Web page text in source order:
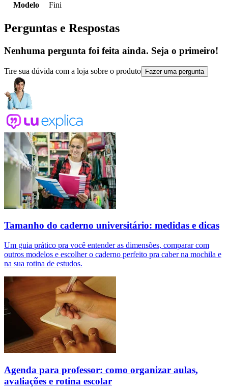
Modelo
Fini
Perguntas e Respostas
Nenhuma pergunta foi feita ainda. Seja o primeiro!
Tire sua dúvida com a loja sobre o produto Fazer uma pergunta
Tamanho do caderno universitário: medidas e dicas
Um guia prático pra você entender as dimensões, comparar com
outros modelos e escolher o caderno perfeito pra caber na mochila e
na sua rotina de estudos.
Agenda para professor: como organizar aulas,
avaliações e rotina escolar